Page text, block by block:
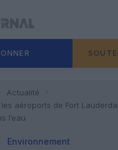
Actualité
aéroports de Fort
l’eau
Environnement